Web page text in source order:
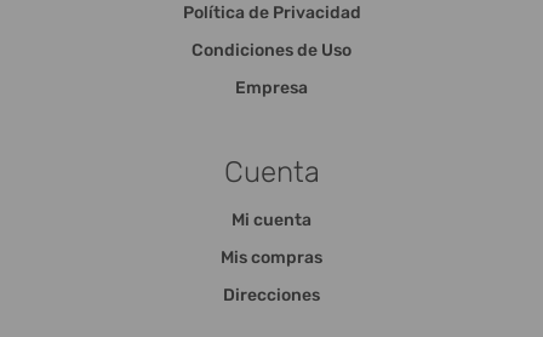
Política de Privacidad
Condiciones de Uso
Empresa
Cuenta
Mi cuenta
Mis compras
Direcciones